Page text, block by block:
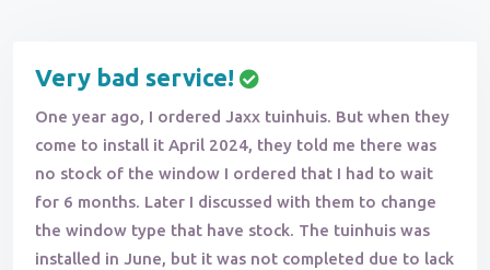
Very bad service!
One year ago, I ordered Jaxx tuinhuis. But when they
come to install it April 2024, they told me there was
no stock of the window I ordered that I had to wait
for 6 months. Later I discussed with them to change
the window type that have stock. The tuinhuis was
installed in June, but it was not completed due to lack